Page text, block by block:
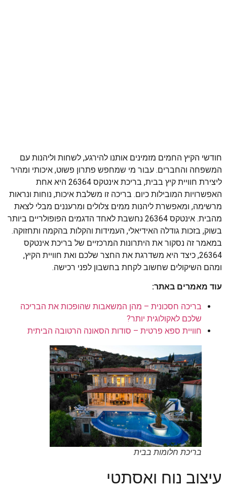
חודשי הקיץ החמים מזמינים אותנו להירגע, לשחות וליהנות עם
המשפחה והחברים. עבור מי שמחפש פתרון פשוט, איכותי ומהיר
ליצירת חוויית קיץ בבית, בריכת אינטקס 26364 היא אחת
האפשרויות המובילות כיום. בריכה זו משלבת איכות, נוחות ונראות
מרשימה, ומאפשרת ליהנות ממים צלולים ומרעננים מבלי לצאת
מהבית. אינטקס 26364 נחשבת לאחד הדגמים הפופולריים ביותר
בשוק, בזכות גודלה האידיאלי, העמידות והקלות בהקמה ותחזוקה.
במאמר זה נסקור את היתרונות המרכזיים של בריכת אינטקס
26364, כיצד היא משדרגת את החצר שלכם ואת חוויית הקיץ,
ומהם השיקולים שחשוב לקחת בחשבון לפני רכישה.
עוד מאמרים באתר:
בריכה חסכונית – מהן המשאבות שהופכות את הבריכה
שלכם לאקולוגית יותר?
חוויית ספא פרטית – סודות הסאונה הרטובה הביתית
בריכת חלומות בבית
עיצוב נוח ואסתטי